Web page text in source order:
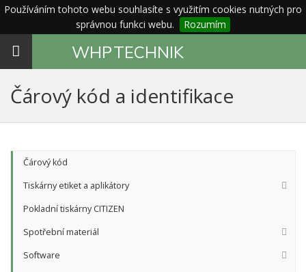
Používáním tohoto webu souhlasíte s využitím cookies nutných pro
správnou funkci webu.
Rozumím
Toggle
WHPTECHNIK
Čárový kód a identifikace
Čárový kód
Tiskárny etiket a aplikátory
Pokladní tiskárny CITIZEN
Spotřební materiál
Software